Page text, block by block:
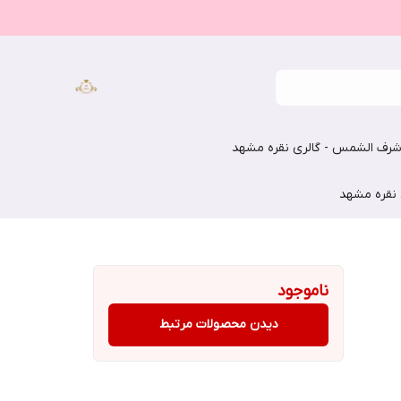
الشمس - گالری نقره مشهد
نقره مشهد
ناموجود
دیدن محصولات مرتبط